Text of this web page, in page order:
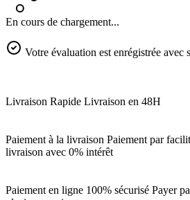
En cours de chargement...
Votre évaluation est enrégistrée avec
Livraison Rapide Livraison en 48H
Paiement à la livraison Paiement par
livraison avec 0% intérêt
Paiement en ligne 100% sécurisé Payer